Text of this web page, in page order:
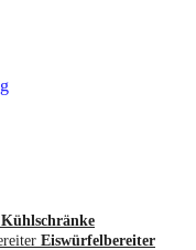
Kühlschränke
Eiswürfelbereiter